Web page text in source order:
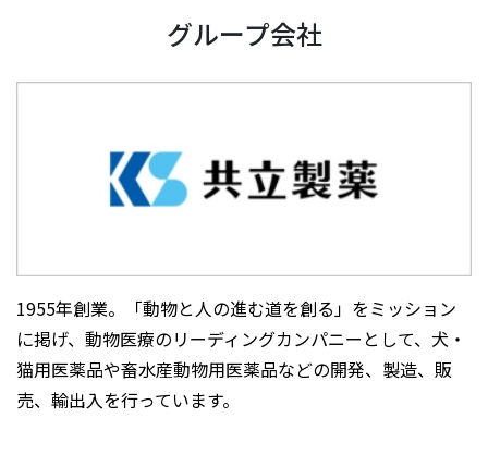
グループ会社
1955年創業。「動物と人の進む道を創る」をミッション
に掲げ、動物医療のリーディングカンパニーとして、犬・
猫用医薬品や畜水産動物用医薬品などの開発、製造、販
売、輸出入を行っています。